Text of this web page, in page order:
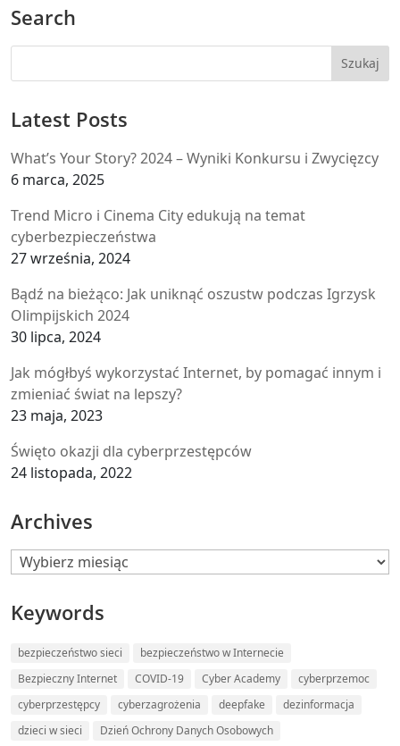
Search
Latest Posts
What’s Your Story? 2024 – Wyniki Konkursu i Zwycięzcy
6 marca, 2025
Trend Micro i Cinema City edukują na temat
cyberbezpieczeństwa
27 września, 2024
Bądź na bieżąco: Jak uniknąć oszustw podczas Igrzysk
Olimpijskich 2024
30 lipca, 2024
Jak mógłbyś wykorzystać Internet, by pomagać innym i
zmieniać świat na lepszy?
23 maja, 2023
Święto okazji dla cyberprzestępców
24 listopada, 2022
Archives
Archives
Keywords
bezpieczeństwo sieci
bezpieczeństwo w Internecie
Bezpieczny Internet
COVID-19 Cyber Academy
cyberprzemoc
cyberprzestępcy
cyberzagrożenia deepfake
dezinformacja
dzieci w sieci
Dzień Ochrony Danych Osobowych